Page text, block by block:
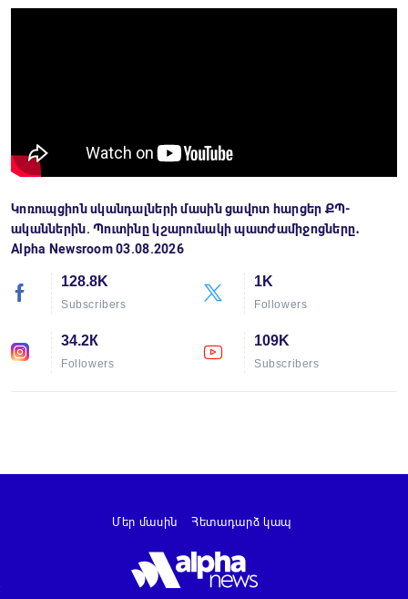
Կոռուպցիոն սկանդալների մասին ցավոտ հարցեր ՔՊ-
ականներին. Պուտինը կշարունակի պատժամիջոցները․
Alpha Newsroom 03.08.2026
128.8K
Subscribers
1K
Followers
34.2К
Followers
109K
Subscribers
Մեր մասին Հետադարձ կապ